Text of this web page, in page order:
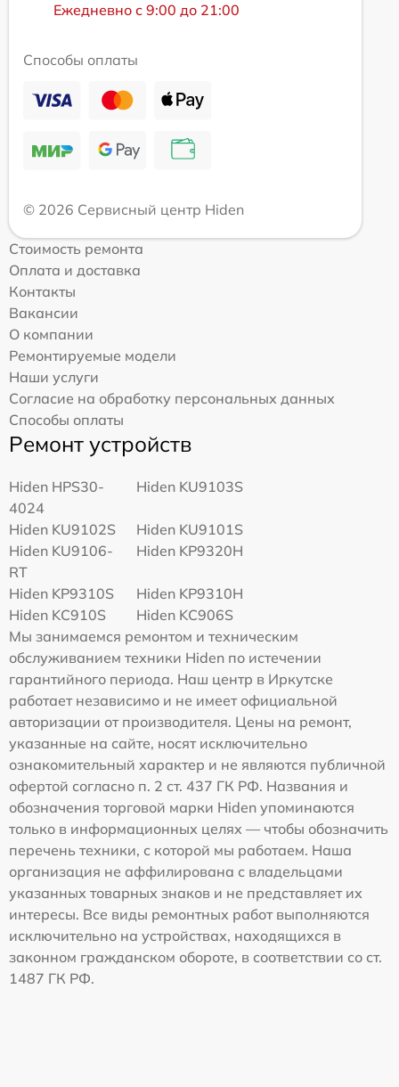
Ежедневно с 9:00 до 21:00
Способы оплаты
© 2026 Сервисный центр Hiden
Стоимость ремонта
Оплата и доставка
Контакты
Вакансии
О компании
Ремонтируемые модели
Наши услуги
Согласие на обработку персональных данных
Способы оплаты
Ремонт устройств
Hiden HPS30-
4024
Hiden KU9103S
Hiden KU9102S
Hiden KU9101S
Hiden KU9106-
RT
Hiden KP9320H
Hiden KP9310S
Hiden KP9310H
Hiden KC910S
Hiden KC906S
Мы занимаемся ремонтом и техническим
обслуживанием техники Hiden по истечении
гарантийного периода. Наш центр в Иркутске
работает независимо и не имеет официальной
авторизации от производителя. Цены на ремонт,
указанные на сайте, носят исключительно
ознакомительный характер и не являются публичной
офертой согласно п. 2 ст. 437 ГК РФ. Названия и
обозначения торговой марки Hiden упоминаются
только в информационных целях — чтобы обозначить
перечень техники, с которой мы работаем. Наша
организация не аффилирована с владельцами
указанных товарных знаков и не представляет их
интересы. Все виды ремонтных работ выполняются
исключительно на устройствах, находящихся в
законном гражданском обороте, в соответствии со ст.
1487 ГК РФ.